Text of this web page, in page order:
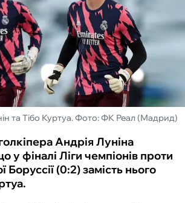
та Тібо Куртуа. Фото: ФК Реал (Мадрид)
Андрія Луніна
у фіналі Ліги чемпіонів проти
Боруссії (0:2) замість нього